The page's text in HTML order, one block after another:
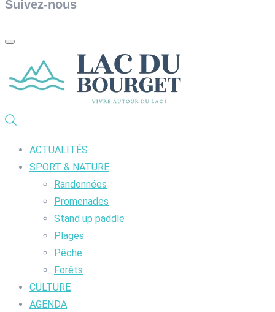
Suivez-nous
ACTUALITÉS
SPORT & NATURE
Randonnées
Promenades
Stand up paddle
Plages
Pêche
Forêts
CULTURE
AGENDA